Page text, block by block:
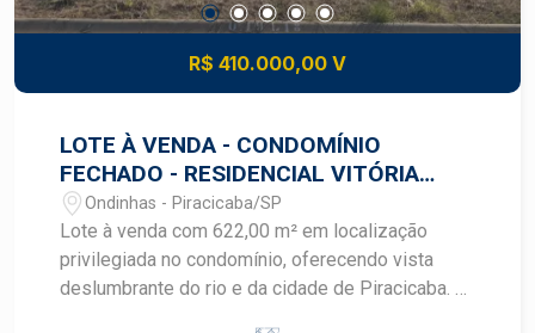
R$ 410.000,00 V
LOTE À VENDA - CONDOMÍNIO
FECHADO - RESIDENCIAL VITÓRIA
RÉGIA
Ondinhas - Piracicaba/SP
Lote à venda com 622,00 m² em localização
privilegiada no condomínio, oferecendo vista
deslumbrante do rio e da cidade de Piracicaba. O